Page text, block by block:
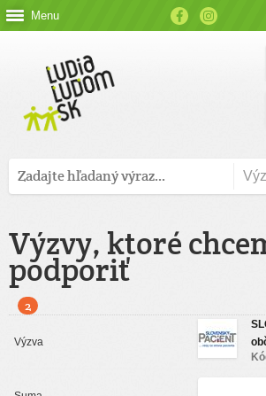
Menu
Výzvy, ktoré
podporiť
2